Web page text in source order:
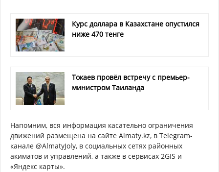
Курс доллара в Казахстане опустился
ниже 470 тенге
Токаев провёл встречу с премьер-
министром Таиланда
Напомним, вся информация касательно ограничения
движений размещена на сайте Almaty.kz, в Telegram-
канале @AlmatyJoly, в социальных сетях районных
акиматов и управлений, а также в сервисах 2GIS и
«Яндекс карты».